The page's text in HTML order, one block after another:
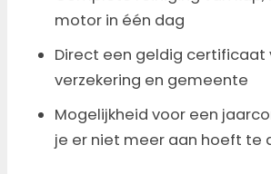
motor in één dag
Direct een geldig certificaat
verzekering en gemeente
Mogelijkheid voor een
je er niet meer aan hoeft te